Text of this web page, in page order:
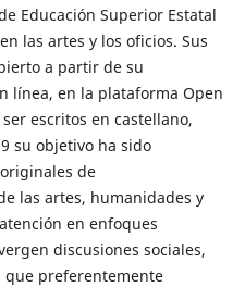
Educación Superior Estatal
las artes y los oficios. Sus
a partir de su
línea, en la plataforma Open
escritos en castellano,
su objetivo ha sido
de
las artes, humanidades y
en enfoques
discusiones sociales,
que preferentemente